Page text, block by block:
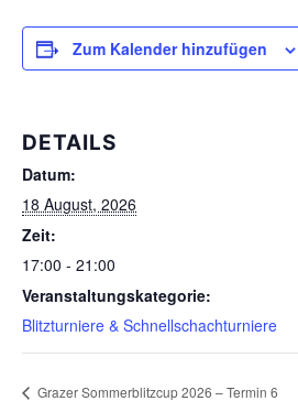
Zum Kalender hinzufügen
DETAILS
Datum:
18 August, 2026
Zeit:
17:00 - 21:00
Veranstaltungskategorie:
Blitzturniere & Schnellschachturniere
Grazer Sommerblitzcup 2026 – Termin 6